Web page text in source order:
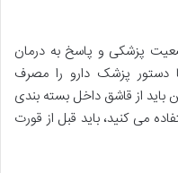
پزشکی و پاسخ به درمان
دستور پزشک دارو را مصرف
از قاشق داخل بسته بندی
می کنید، باید قبل از قورت